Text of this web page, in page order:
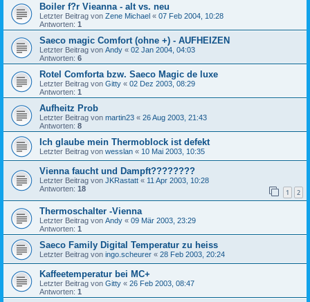
Boiler f?r Vieanna - alt vs. neu
Letzter Beitrag von Zene Michael « 07 Feb 2004, 10:28
Antworten: 1
Saeco magic Comfort (ohne +) - AUFHEIZEN
Letzter Beitrag von Andy « 02 Jan 2004, 04:03
Antworten: 6
Rotel Comforta bzw. Saeco Magic de luxe
Letzter Beitrag von Gitty « 02 Dez 2003, 08:29
Antworten: 1
Aufheitz Prob
Letzter Beitrag von martin23 « 26 Aug 2003, 21:43
Antworten: 8
Ich glaube mein Thermoblock ist defekt
Letzter Beitrag von wesslan « 10 Mai 2003, 10:35
Vienna faucht und Dampft????????
Letzter Beitrag von JKRastatt « 11 Apr 2003, 10:28
Antworten: 18 1 2
Thermoschalter -Vienna
Letzter Beitrag von Andy « 09 Mär 2003, 23:29
Antworten: 1
Saeco Family Digital Temperatur zu heiss
Letzter Beitrag von ingo.scheurer « 28 Feb 2003, 20:24
Kaffeetemperatur bei MC+
Letzter Beitrag von Gitty « 26 Feb 2003, 08:47
Antworten: 1